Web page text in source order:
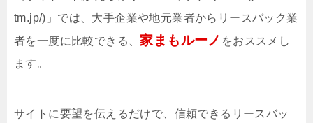
tm.jp/)」では、大手企業や地元業者からリースバック業
者を一度に比較できる、家まもルーノ をおススメし
ます。
サイトに要望を伝えるだけで、信頼できるリースバッ